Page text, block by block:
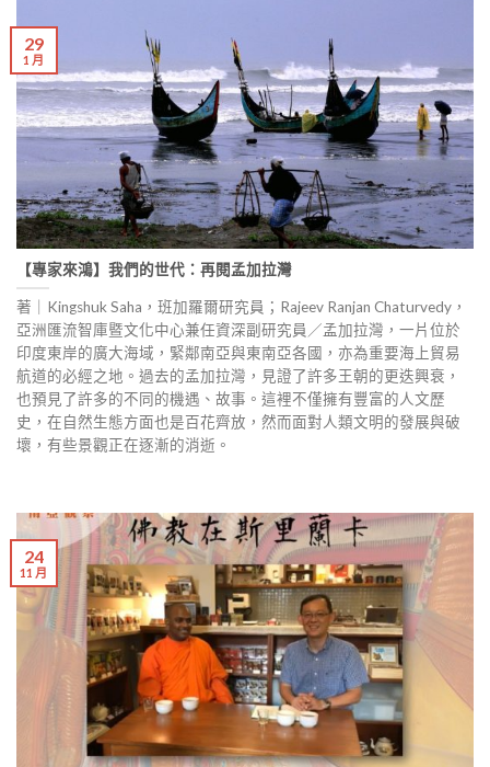
【專家來鴻】我們的世代：再閱孟加拉灣
著｜Kingshuk Saha，班加羅爾研究員；Rajeev Ranjan Chaturvedy，
亞洲匯流智庫暨文化中心兼任資深副研究員／孟加拉灣，一片位於
印度東岸的廣大海域，緊鄰南亞與東南亞各國，亦為重要海上貿易
航道的必經之地。過去的孟加拉灣，見證了許多王朝的更迭興衰，
也預見了許多的不同的機遇、故事。這裡不僅擁有豐富的人文歷
史，在自然生態方面也是百花齊放，然而面對人類文明的發展與破
壞，有些景觀正在逐漸的消逝。
29
1 月
24
11 月